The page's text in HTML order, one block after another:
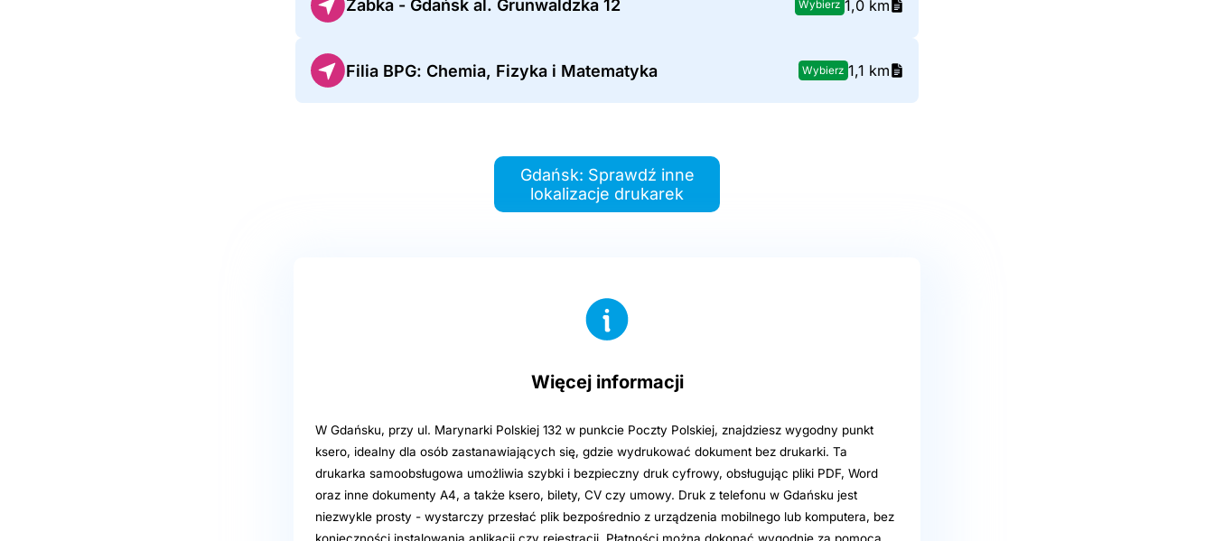
Żabka - Gdańsk al. Grunwaldzka 12 Wybierz 1,0 km
Filia BPG: Chemia, Fizyka i Matematyka Wybierz 1,1 km
Gdańsk: Sprawdź inne
lokalizacje drukarek
Więcej informacji
W Gdańsku, przy ul. Marynarki Polskiej 132 w punkcie Poczty Polskiej, znajdziesz wygodny punkt
ksero, idealny dla osób zastanawiających się, gdzie wydrukować dokument bez drukarki. Ta
drukarka samoobsługowa umożliwia szybki i bezpieczny druk cyfrowy, obsługując pliki PDF, Word
oraz inne dokumenty A4, a także ksero, bilety, CV czy umowy. Druk z telefonu w Gdańsku jest
niezwykle prosty - wystarczy przesłać plik bezpośrednio z urządzenia mobilnego lub komputera, bez